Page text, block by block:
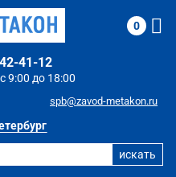
9:00 до 18:00
41-12
spb@zavod-metakon.ru
0